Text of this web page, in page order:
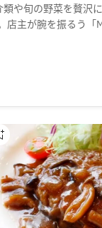
や旬の野菜を贅沢
店主が腕を振るう「
相性も抜群です。
店街の中とは思えな